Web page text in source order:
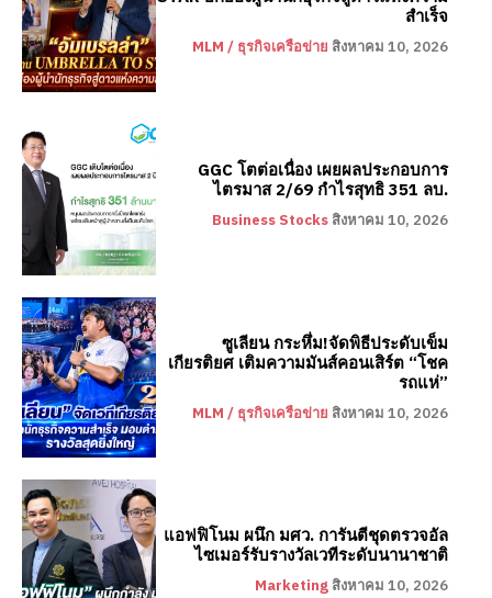
สำเร็จ
MLM / ธุรกิจเครือข่าย สิงหาคม 10, 2026
GGC โตต่อเนื่อง เผยผลประกอบการ
ไตรมาส 2/69 กำไรสุทธิ 351 ลบ.
Business Stocks สิงหาคม 10, 2026
ซูเลียน กระหึ่ม!จัดพิธีประดับเข็ม
เกียรติยศ เติมความมันส์คอนเสิร์ต “โชค
รถแห่”
MLM / ธุรกิจเครือข่าย สิงหาคม 10, 2026
แอฟฟิโนม ผนึก มศว. การันตีชุดตรวจอัล
ไซเมอร์รับรางวัลเวทีระดับนานาชาติ
Marketing สิงหาคม 10, 2026